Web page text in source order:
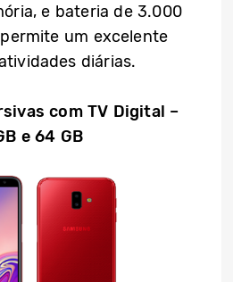
e bateria de 3.000
um excelente
diárias.
com TV Digital –
e64 GB